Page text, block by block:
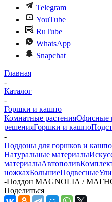
Telegram
YouTube
RuTube
WhatsApp
Snapchat
Главная
-
Каталог
-
Горшки и кашпо
Комнатные растенияОфисные
решенияГоршки и кашпо
-
Поддоны для горшков и кашпо
Натуральные материалы
материалыАвтополив
ножкахБольшиеПодвесные
-Поддон MAGNOLIА /
Поделиться